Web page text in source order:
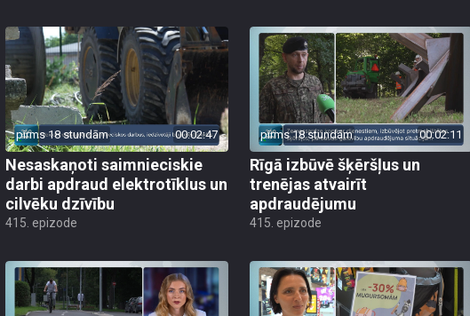
pirms 18 stundām 00:02:47
Nesaskaņoti saimnieciskie
darbi apdraud elektrotīklus un
cilvēku dzīvību
415. epizode
pirms 18 stundām 00:02:11
Rīgā izbūvē šķēršļus un
trenējas atvairīt
apdraudējumu
415. epizode